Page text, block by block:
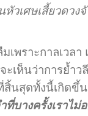
วเศษเสี้ยวดว
พราะกาลเวลา
ห็นว่าการย้ำว
สิ้นสุดทั้งนี้เกิดขึ้
บางครั้งเราไม่